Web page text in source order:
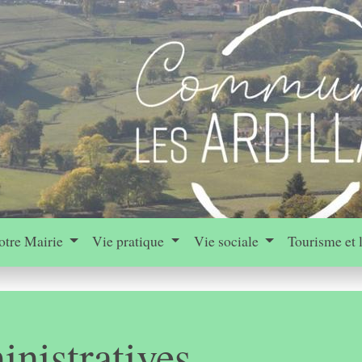
Mairie Vie pratique Vie sociale Tourisme et